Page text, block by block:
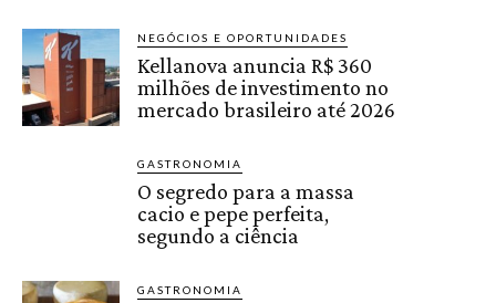
NEGÓCIOS E OPORTUNIDADES
Kellanova anuncia R$ 360
milhões de investimento no
mercado brasileiro até 2026
GASTRONOMIA
O segredo para a massa
cacio e pepe perfeita,
segundo a ciência
GASTRONOMIA